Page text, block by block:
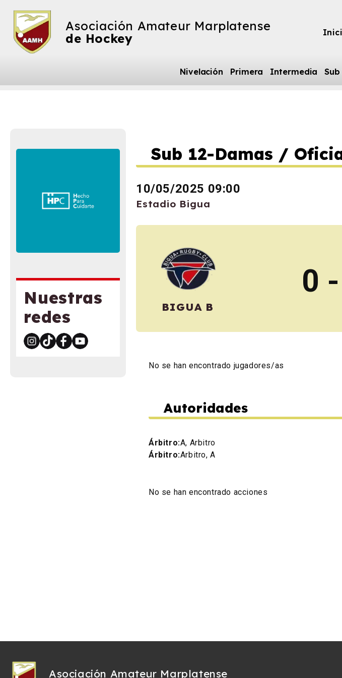
Asociación Amateur Marplatense
de Hockey
Nivelación Primera Intermedia Sub
Nuestras
redes
Sub 12-Damas /
10/05/2025 09:00
Estadio Bigua
BIGUA B
0
No se han encontrado jugadores/as
Autoridades
Árbitro:A, Arbitro
Árbitro:Arbitro, A
No se han encontrado acciones
Asociación Amateur Marplatense